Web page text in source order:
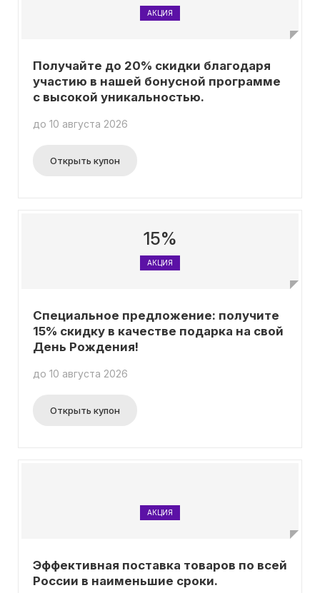
АКЦИЯ
Получайте до 20% скидки благодаря
участию в нашей бонусной программе
с высокой уникальностью.
до 10 августа 2026
Открыть купон
15%
АКЦИЯ
Специальное предложение: получите
15% скидку в качестве подарка на свой
День Рождения!
до 10 августа 2026
Открыть купон
АКЦИЯ
Эффективная поставка товаров по всей
России в наименьшие сроки.